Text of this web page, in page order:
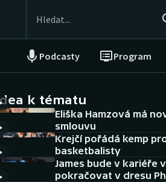
Podcasty Program
NEPŘEHLÉDNĚTE
Historické návraty
Aplikace ČT sport
AZ kvíz
k tématu
Eliška Hamzová má
smlouvu
Krejčí pořádá kemp
basketbalisty
James bude v kariéře v
pokračovat v dresu